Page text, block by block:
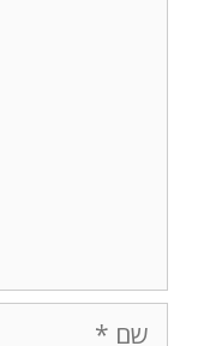
שם